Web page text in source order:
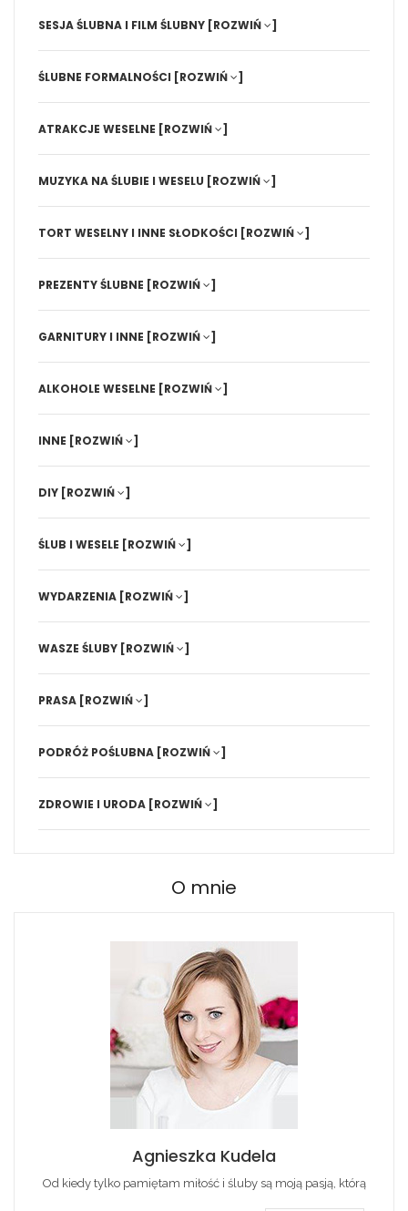
SESJA ŚLUBNA I FILM ŚLUBNY [ROZWIŃ ]
ŚLUBNE FORMALNOŚCI [ROZWIŃ ]
ATRAKCJE WESELNE [ROZWIŃ ]
MUZYKA NA ŚLUBIE I WESELU [ROZWIŃ ]
TORT WESELNY I INNE SŁODKOŚCI [ROZWIŃ ]
PREZENTY ŚLUBNE [ROZWIŃ ]
GARNITURY I INNE [ROZWIŃ ]
ALKOHOLE WESELNE [ROZWIŃ ]
INNE [ROZWIŃ ]
DIY [ROZWIŃ ]
ŚLUB I WESELE [ROZWIŃ ]
WYDARZENIA [ROZWIŃ ]
WASZE ŚLUBY [ROZWIŃ ]
PRASA [ROZWIŃ ]
PODRÓŻ POŚLUBNA [ROZWIŃ ]
ZDROWIE I URODA [ROZWIŃ ]
O mnie
Agnieszka Kudela
Od kiedy tylko pamiętam miłość i śluby są moją pasją, którą